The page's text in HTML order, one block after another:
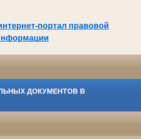
портал правовой
ДОКУМЕНТОВ В